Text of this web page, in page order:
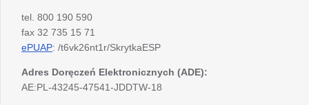
tel. 800 190 590
fax 32 735 15 71
ePUAP: /t6vk26nt1r/SkrytkaESP
Adres Doręczeń Elektronicznych (ADE):
AE:PL-43245-47541-JDDTW-18